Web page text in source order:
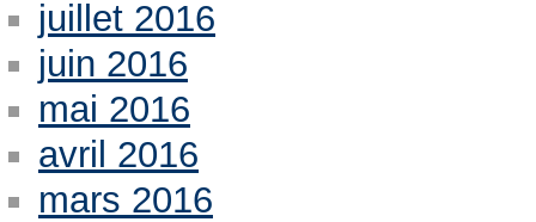
juillet 2016
juin 2016
mai 2016
avril 2016
mars 2016